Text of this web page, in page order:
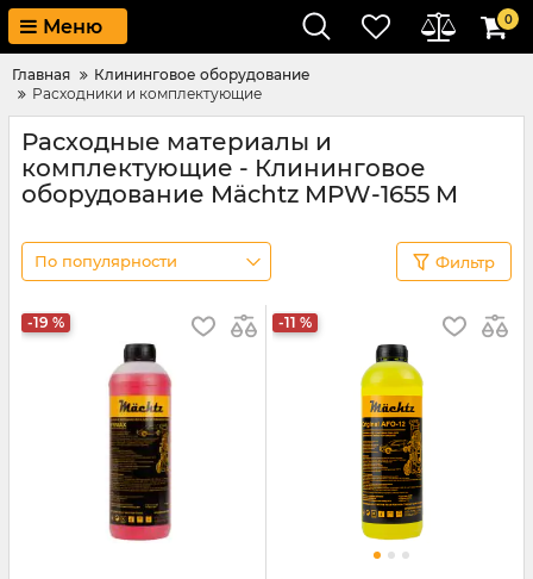
Меню 0
Главная
Клининговое оборудование
Расходники и комплектующие
Расходные материалы и
комплектующие - Клининговое
оборудование Mächtz MPW-1655 M
По популярности Фильтр
-19 % -11 %